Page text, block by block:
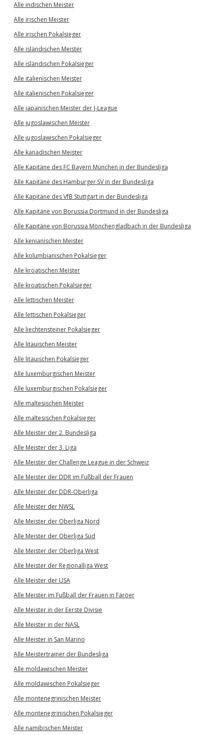
Alle indischen Meister
Alle irischen Meister
Alle irischen Pokalsieger
Alle isländischen Meister
Alle isländischen Pokalsieger
Alle italienischen Meister
Alle italienischen Pokalsieger
Alle japanischen Meister der J-League
Alle jugoslawischen Meister
Alle jugoslawischen Pokalsieger
Alle kanadischen Meister
Alle Kapitäne des FC Bayern München in der Bundesliga
Alle Kapitäne des Hamburger SV in der Bundesliga
Alle Kapitäne des VfB Stuttgart in der Bundesliga
Alle Kapitäne von Borussia Dortmund in der Bundesliga
Alle Kapitäne von Borussia Mönchengladbach in der Bundesliga
Alle kenianischen Meister
Alle kolumbianischen Pokalsieger
Alle kroatischen Meister
Alle kroatischen Pokalsieger
Alle lettischen Meister
Alle lettischen Pokalsieger
Alle liechtensteiner Pokalsieger
Alle litauischen Meister
Alle litauischen Pokalsieger
Alle luxemburgischen Meister
Alle luxemburgischen Pokalsieger
Alle maltesischen Meister
Alle maltesischen Pokalsieger
Alle Meister der 2. Bundesliga
Alle Meister der 3. Liga
Alle Meister der Challenge League in der Schweiz
Alle Meister der DDR im Fußball der Frauen
Alle Meister der DDR-Oberliga
Alle Meister der NWSL
Alle Meister der Oberliga Nord
Alle Meister der Oberliga Süd
Alle Meister der Oberliga West
Alle Meister der Regionalliga West
Alle Meister der USA
Alle Meister im Fußball der Frauen in Färöer
Alle Meister in der Eerste Divisie
Alle Meister in der NASL
Alle Meister in San Marino
Alle Meistertrainer der Bundesliga
Alle moldawischen Meister
Alle moldawischen Pokalsieger
Alle montenegrinischen Meister
Alle montenegrinischen Pokalsieger
Alle namibischen Meister